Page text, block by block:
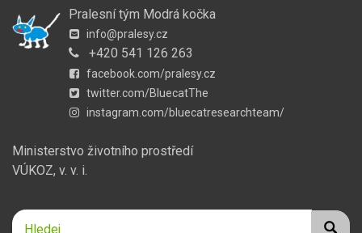
Pralesní tým Modrá kočka
info@pralesy.cz
+420 541 126 263
facebook.com/pralesy.cz
twitter.com/BluecatThe
instagram.com/bluecatresearchteam/
Ministerstvo životního prostředí
VÚKOZ, v. v. i.
Hledej
Hledej